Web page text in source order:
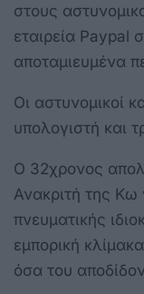
στους
εταιρεία Paypal
αποταμιευμένα
Οι αστυνομικοί
υπολογιστή και
Ο 32χρονος
Ανακριτή της Κω
πνευματικής
εμπορική
όσα του